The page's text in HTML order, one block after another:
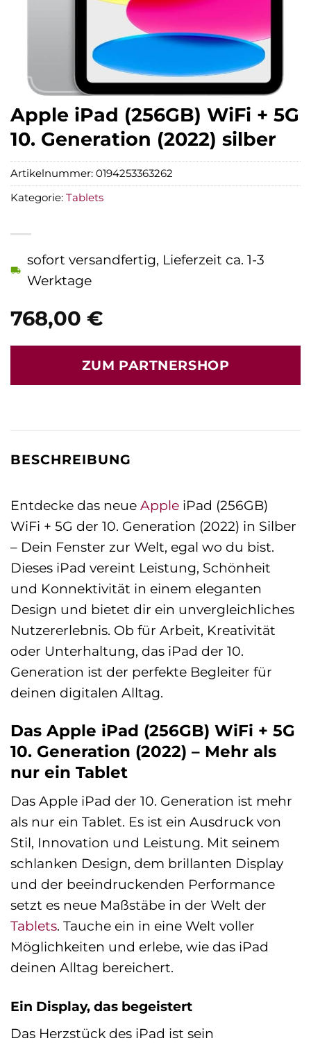
Apple iPad (256GB) WiFi + 5G
10. Generation (2022) silber
768,00 €
sofort versandfertig, Lieferzeit ca. 1-3
Werktage
ZUM PARTNERSHOP
Artikelnummer: 0194253363262
Kategorie: Tablets
BESCHREIBUNG
Entdecke das neue Apple iPad (256GB)
WiFi + 5G der 10. Generation (2022) in Silber
– Dein Fenster zur Welt, egal wo du bist.
Dieses iPad vereint Leistung, Schönheit
und Konnektivität in einem eleganten
Design und bietet dir ein unvergleichliches
Nutzererlebnis. Ob für Arbeit, Kreativität
oder Unterhaltung, das iPad der 10.
Generation ist der perfekte Begleiter für
deinen digitalen Alltag.
Das Apple iPad (256GB) WiFi + 5G
10. Generation (2022) – Mehr als
nur ein Tablet
Das Apple iPad der 10. Generation ist mehr
als nur ein Tablet. Es ist ein Ausdruck von
Stil, Innovation und Leistung. Mit seinem
schlanken Design, dem brillanten Display
und der beeindruckenden Performance
setzt es neue Maßstäbe in der Welt der
Tablets. Tauche ein in eine Welt voller
Möglichkeiten und erlebe, wie das iPad
deinen Alltag bereichert.
Ein Display, das begeistert
Das Herzstück des iPad ist sein